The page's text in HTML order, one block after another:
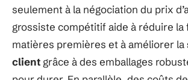
seulement à la négociation du prix
grossiste compétitif aide à réduire la
matières premières et à améliorer la
client grâce à des emballages